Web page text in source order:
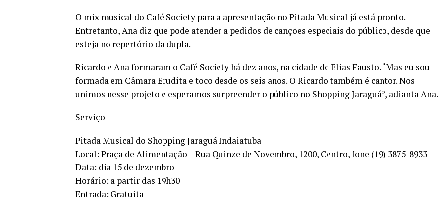
O mix musical do Café Society para a apresentação no Pitada Musical já está pronto.
Entretanto, Ana diz que pode atender a pedidos de canções especiais do público, desde que
esteja no repertório da dupla.
Ricardo e Ana formaram o Café Society há dez anos, na cidade de Elias Fausto. “Mas eu sou
formada em Câmara Erudita e toco desde os seis anos. O Ricardo também é cantor. Nos
unimos nesse projeto e esperamos surpreender o público no Shopping Jaraguá”, adianta Ana.
Serviço
Pitada Musical do Shopping Jaraguá Indaiatuba
Local: Praça de Alimentação – Rua Quinze de Novembro, 1200, Centro, fone (19) 3875-8933
Data: dia 15 de dezembro
Horário: a partir das 19h30
Entrada: Gratuita